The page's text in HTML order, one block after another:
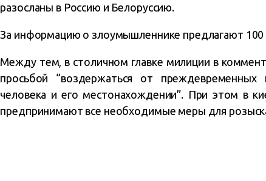
разосланы в Россию и Белоруссию.
За информацию о злоумышленнике предлагают 100
Между тем, в столичном главке милиции в
просьбой “воздержаться от преждевременных
человека и его местонахождении”. При этом в
предпринимают все необходимые меры для